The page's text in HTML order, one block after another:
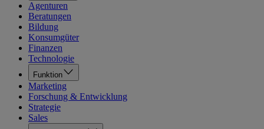
Agenturen
Beratungen
Bildung
Konsumgüter
Finanzen
Technologie
Funktion
Marketing
Forschung & Entwicklung
Strategie
Sales